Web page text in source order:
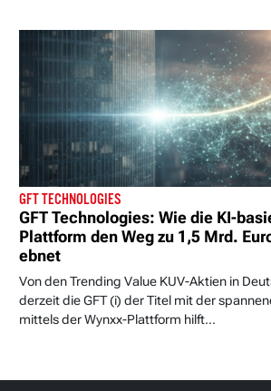
GFT TECHNOLOGIES
GFT Technologies: Wie die KI-
Plattform den Weg zu 1,5 Mrd.
ebnet
Von den Trending Value KUV-Aktien in
derzeit die GFT (i) der Titel mit der
mittels der Wynxx-Plattform hilft...